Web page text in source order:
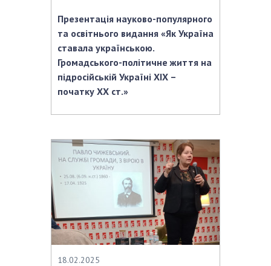
Презентація науково-популярного
та освітнього видання «Як Україна
ставала українською.
Громадського-політичне життя на
підросійській Україні ХІХ –
початку ХХ ст.»
18.02.2025